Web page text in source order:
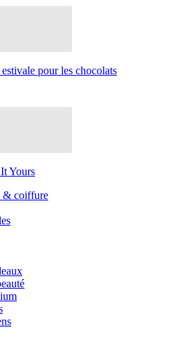
estivale pour les chocolats
Yours
& coiffure